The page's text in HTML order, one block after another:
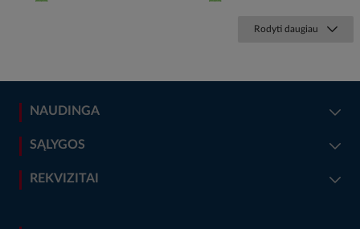
Rodyti daugiau
NAUDINGA
SĄLYGOS
REKVIZITAI